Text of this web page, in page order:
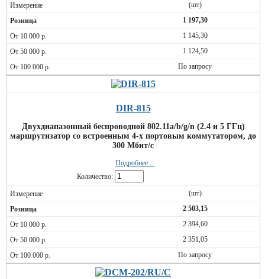
(шт)
1 197,30
1 145,30
1 124,50
По запросу
DIR-815
Двухдиапазонный беспроводной 802.11a/b/g/n (2.4 и 5 ГГц)
маршрутизатор cо встроенным 4-х портовым коммутатором, до
300 Мбит/с
Подробнее ...
Количество:
(шт)
2 503,15
2 394,60
2 351,05
По запросу